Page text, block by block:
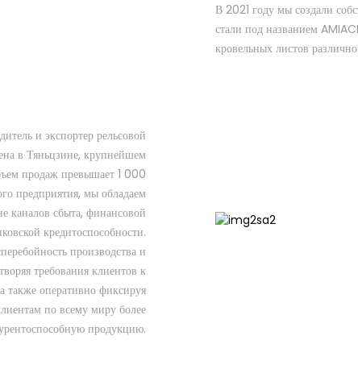
В 2021 году мы создали
стали под названием
кровельных листов
и экспортер рельсовой
в Тяньцзине, крупнейшем
продаж превышает 1 000
предприятия, мы обладаем
каналов сбыта, финансовой
кредитоспособности.
производства и
требования клиентов к
также оперативно фиксируя
по всему миру более
продукцию.